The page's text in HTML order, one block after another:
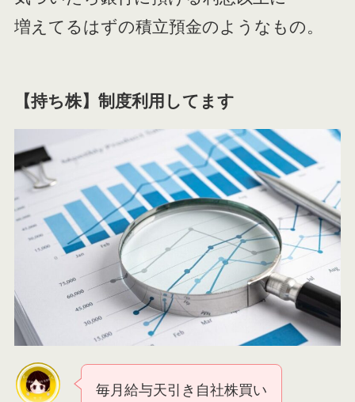
増えてるはずの積立預金のようなもの。
【持ち株】制度利用してます
毎月給与天引き自社株買い